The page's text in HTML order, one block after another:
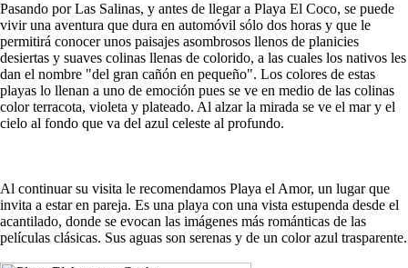
Pasando por Las Salinas, y antes de llegar a Playa El Coco, se puede
vivir una aventura que dura en automóvil sólo dos horas y que le
permitirá conocer unos paisajes asombrosos llenos de planicies
desiertas y suaves colinas llenas de colorido, a las cuales los nativos les
dan el nombre "del gran cañón en pequeño". Los colores de estas
playas lo llenan a uno de emoción pues se ve en medio de las colinas
color terracota, violeta y plateado. Al alzar la mirada se ve el mar y el
cielo al fondo que va del azul celeste al profundo.
Al continuar su visita le recomendamos Playa el Amor, un lugar que
invita a estar en pareja. Es una playa con una vista estupenda desde el
acantilado, donde se evocan las imágenes más románticas de las
películas clásicas. Sus aguas son serenas y de un color azul trasparente.